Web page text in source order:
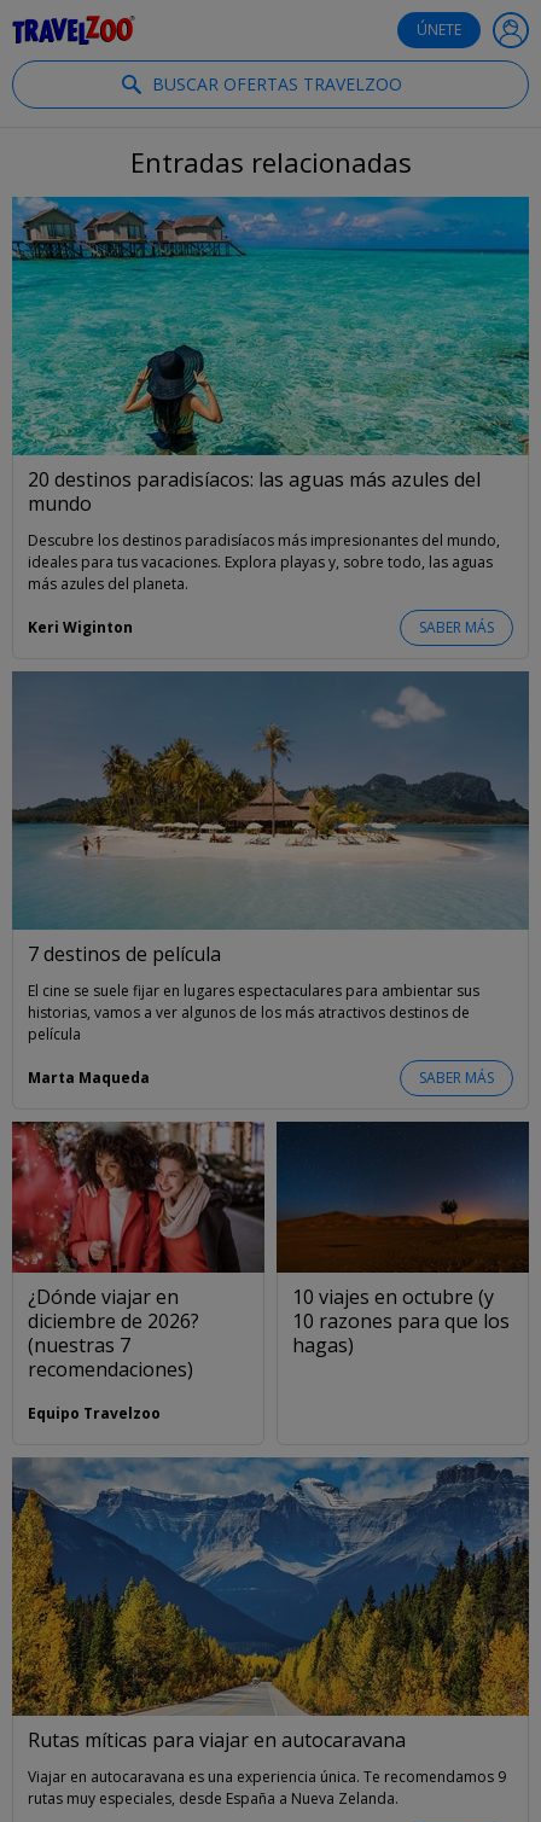
ÚNETE
BUSCAR OFERTAS TRAVELZOO
Entradas relacionadas
20 destinos paradisíacos: las aguas más azules del
mundo
Descubre los destinos paradisíacos más impresionantes del mundo,
ideales para tus vacaciones. Explora playas y, sobre todo, las aguas
más azules del planeta.
SABER MÁS
Keri Wiginton
7 destinos de película
El cine se suele fijar en lugares espectaculares para ambientar sus
historias, vamos a ver algunos de los más atractivos destinos de
película
SABER MÁS
Marta Maqueda
¿Dónde viajar en
diciembre de 2026?
(nuestras 7
recomendaciones)
Equipo Travelzoo
10 viajes en octubre (y
10 razones para que los
hagas)
Rutas míticas para viajar en autocaravana
Viajar en autocaravana es una experiencia única. Te recomendamos 9
rutas muy especiales, desde España a Nueva Zelanda.